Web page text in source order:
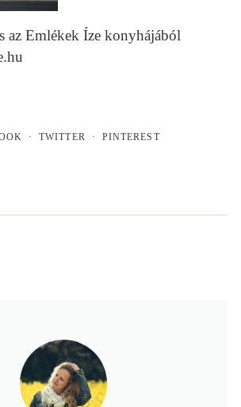
az Emlékek Íze konyhájából
TWITTER PINTEREST